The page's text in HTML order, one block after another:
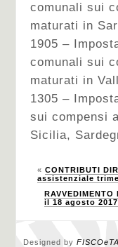
comunali sui
maturati in
1905 –
comunali sui
maturati in
1305 –
sui compensi
Sicilia,
« CONTRIBUTI
assistenziale
il 18 agosto 2017
Designed by